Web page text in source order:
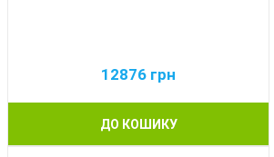
12876 грн
ДО КОШИКУ